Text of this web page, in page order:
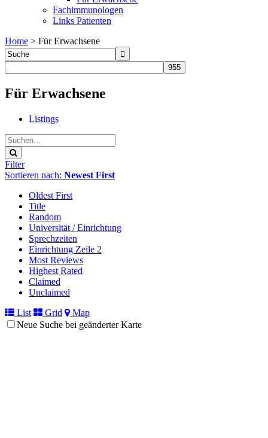
Fachimmunologen
Links Patienten
Home > Für Erwachsene
Für Erwachsene
Listings
Filter
Sortieren nach: Newest First
Oldest First
Title
Random
Universität / Einrichtung
Sprechzeiten
Einrichtung Zeile 2
Most Reviews
Highest Rated
Claimed
Unclaimed
List
Grid
Map
Neue Suche bei geänderter Karte